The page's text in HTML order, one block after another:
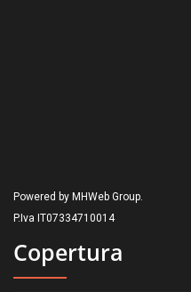
Powered by MHWeb Group.
P.Iva IT07334710014
Copertura